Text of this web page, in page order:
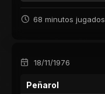
68 minutos jugados
18/11/1976
Peñarol